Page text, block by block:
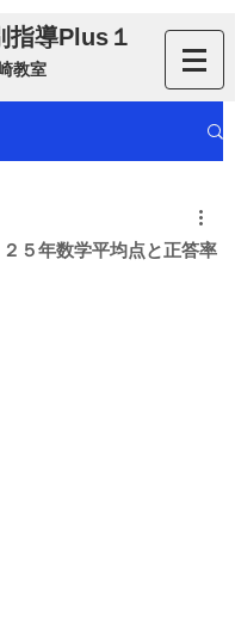
指導Plus１
教室
５年数学平均点と正答率